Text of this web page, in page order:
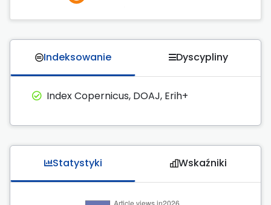
Indeksowanie Dyscypliny
Index Copernicus, DOAJ, Erih+
Statystyki Wskaźniki